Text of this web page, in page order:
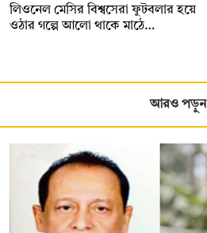
লিওনেল মেসির বিশ্বসেরা ফুটবলার হয়ে
ওঠার গল্পে আলো থাকে মাঠে…
আরও পড়ুন